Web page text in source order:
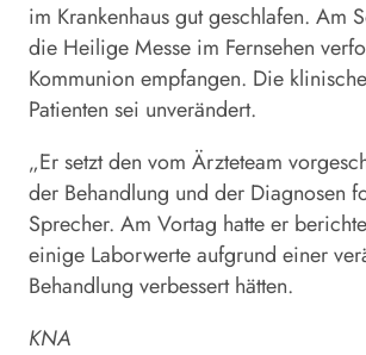
im Krankenhaus gut geschlafen. Am
die Heilige Messe im Fernsehen
Kommunion empfangen. Die
Patienten sei unverändert.
„Er setzt den vom Ärzteteam
der Behandlung und der Diagnosen
Sprecher. Am Vortag hatte er
einige Laborwerte aufgrund einer
Behandlung verbessert hätten.
KNA